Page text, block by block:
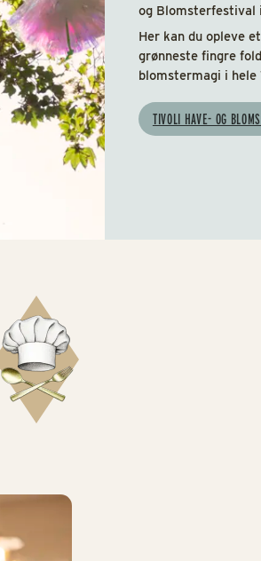
og Blomsterfestival
Her kan du opleve
grønneste fingre
blomstermagi i hele
TIVOLI HAVE- OG